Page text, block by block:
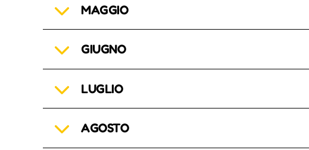
MAGGIO
GIUGNO
LUGLIO
AGOSTO